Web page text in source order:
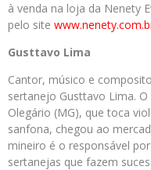
à venda na loja da Nenety
pelo site
Gusttavo Lima
Cantor, músico e
sertanejo Gusttavo Lima.
Olegário (MG), que toca
sanfona, chegou ao
mineiro é o responsável
sertanejas que fazem